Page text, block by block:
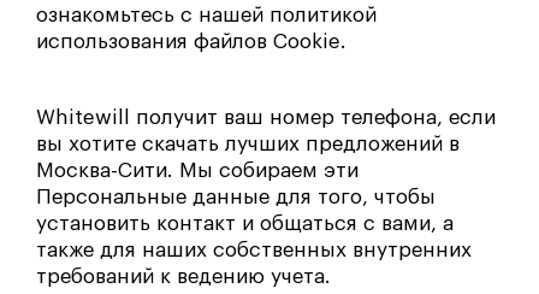
ознакомьтесь с нашей политикой
использования файлов Cookie.
Whitewill получит ваш номер телефона, если
вы хотите скачать лучших предложений в
Москва-Сити. Мы собираем эти
Персональные данные для того, чтобы
установить контакт и общаться с вами, а
также для наших собственных внутренних
требований к ведению учета.